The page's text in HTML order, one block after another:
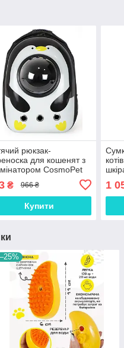
рюкзак-
для кошенят з
CosmoPet
₴ 966 ₴
Купити
1
–25%